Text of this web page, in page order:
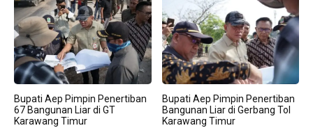
Bupati Aep Pimpin Penertiban
67 Bangunan Liar di GT
Karawang Timur
Bupati Aep Pimpin Penertiban
Bangunan Liar di Gerbang Tol
Karawang Timur